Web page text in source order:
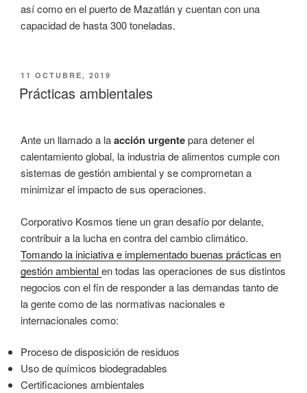
así como en el puerto de Mazatlán y cuentan con una
capacidad de hasta 300 toneladas.
PUBLICADO
EL
11 OCTUBRE, 2019
Prácticas ambientales
Ante un llamado a laacción urgentepara detener el
calentamiento global, la industria de alimentos cumple con
sistemas de gestión ambiental y se comprometan a
minimizar el impacto de sus operaciones.
Corporativo Kosmos tiene un gran desafío por delante,
contribuir a la lucha en contra del cambio climático.
Tomando la iniciativa e implementado buenas prácticas en
gestión ambientalen todas las operaciones de sus distintos
negocios con el fin de responder a las demandas tanto de
la gente como de las normativas nacionales e
internacionales como:
Proceso de disposición de residuos
Uso de químicos biodegradables
Certificaciones ambientales